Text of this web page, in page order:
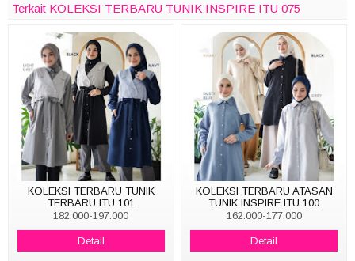
Terkait KOLEKSI TERBARU TUNIK INSPIRE ITU 075
KOLEKSI TERBARU TUNIK
TERBARU ITU 101
182.000-197.000
Detail
KOLEKSI TERBARU ATASAN
TUNIK INSPIRE ITU 100
162.000-177.000
Detail